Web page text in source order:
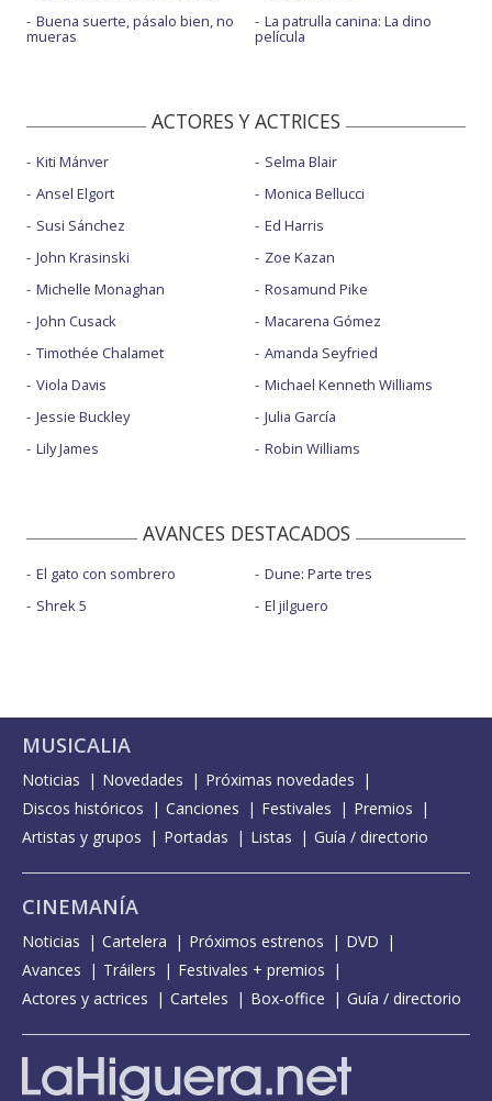
Buena suerte, pásalo bien, no
mueras
La patrulla canina: La dino
película
ACTORES Y ACTRICES
Kiti Mánver
Ansel Elgort
Susi Sánchez
John Krasinski
Michelle Monaghan
John Cusack
Timothée Chalamet
Viola Davis
Jessie Buckley
Lily James
Selma Blair
Monica Bellucci
Ed Harris
Zoe Kazan
Rosamund Pike
Macarena Gómez
Amanda Seyfried
Michael Kenneth Williams
Julia García
Robin Williams
AVANCES DESTACADOS
El gato con sombrero
Shrek 5
Dune: Parte tres
El jilguero
MUSICALIA
Noticias Novedades
Próximas novedades
Discos históricos
Canciones Festivales
Premios
Artistas y grupos
Portadas Listas Guía / directorio
CINEMANÍA
Noticias Cartelera Próximos estrenos
DVD
Avances
Tráilers
Festivales + premios
Actores y actrices
Carteles Box-office Guía / directorio